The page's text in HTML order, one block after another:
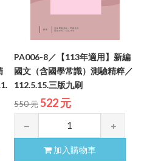
PA006-8／【113年適用】新編
國文（含國學常識）測驗精粹／
112.5.15.三版九刷
550 元522 元
加入購物車